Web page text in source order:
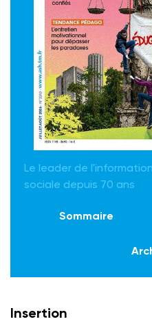
Le leader de
sociale depuis 70 ans
Sommaire
Insertion